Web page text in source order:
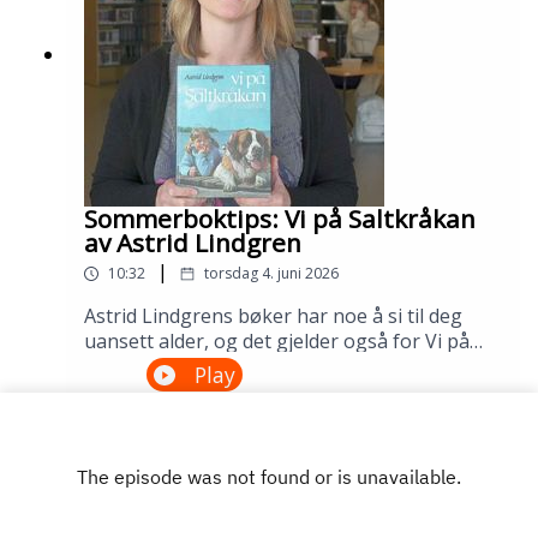
Sommerboktips: Vi på Saltkråkan
av Astrid Lindgren
10:32 | torsdag 4. juni 2026
Astrid Lindgrens bøker har noe å si til deg
uansett alder, og det gjelder også for Vi på
Saltkråkan. Dette er den eneste Lindgren-
boken som ble skrevet etter filmatiseringen,
generasjon. Lån den på biblioteket ditt!---
Innspilt på Sandnes bibliotek i april
Play